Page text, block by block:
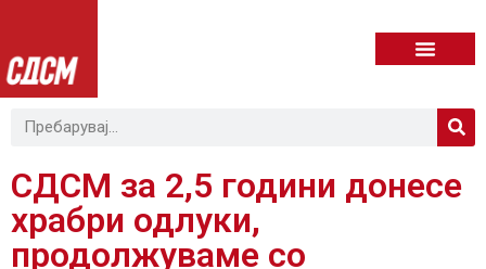
СДСМ за 2,5 години донесе
храбри одлуки,
продолжуваме со